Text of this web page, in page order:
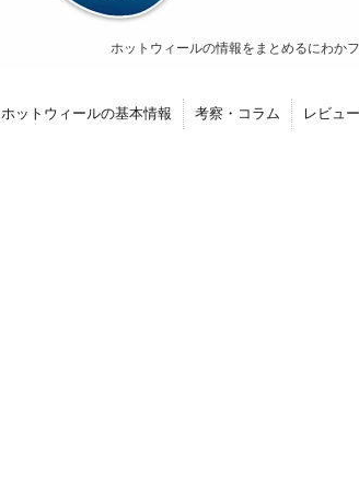
ホットウィールの情報をまとめるにわか
ホットウィールの基本情報 考察・コラム レビュー